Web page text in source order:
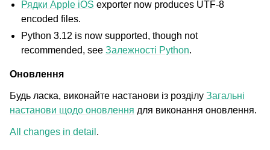
Рядки Apple iOS exporter now produces UTF-8
encoded files.
Python 3.12 is now supported, though not
recommended, seeЗалежності Python.
Оновлення
Будь ласка, виконайте настанови із розділу Загальні
настанови щодо оновлення для виконання оновлення.
All changes in detail .